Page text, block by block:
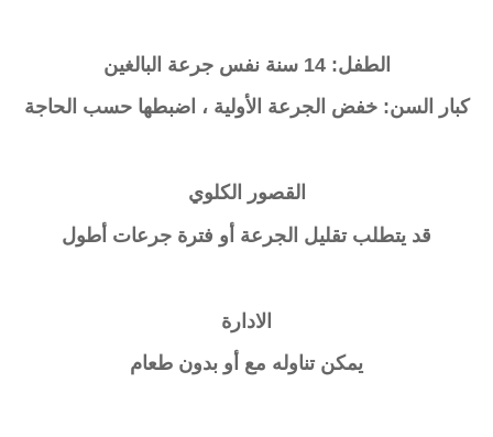
الطفل: 14 سنة نفس جرعة البالغين
كبار السن: خفض الجرعة الأولية ، اضبطها حسب الحاجة
القصور الكلوي
قد يتطلب تقليل الجرعة أو فترة جرعات أطول
الادارة
يمكن تناوله مع أو بدون طعام